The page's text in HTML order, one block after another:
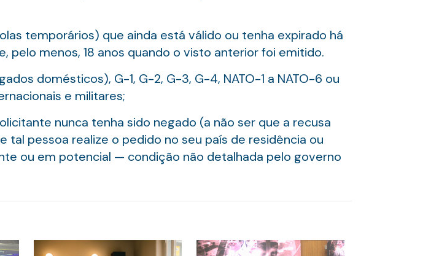
temporários) que ainda está válido ou tenha expirado há
pelo menos, 18 anos quando o visto anterior foi emitido.
domésticos), G-1, G-2, G-3, G-4, NATO-1 a NATO-6 ou
e militares;
nunca tenha sido negado (a não ser que a recusa
pessoa realize o pedido no seu país de residência ou
ou em potencial — condição não detalhada pelo governo